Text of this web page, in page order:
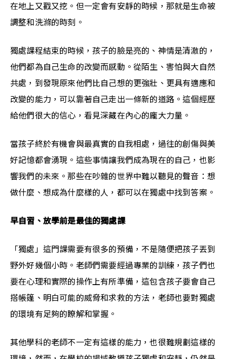
在地上又戳又挖。但一定會有安靜的時候，那就是生命被
調整和洗滌的時刻。
獨處課程結束的時候，孩子的臉是亮的、神情是清澈的，
他們都為自己生命的改變而感動。從陌生、害怕與大自然
共處，到發現原來他們比自己想的更強壯、更具有適應和
改變的能力，可以靠著自己走出一條新的道路。這個經歷
給他們很大的信心，看見深藏在內心的龐大力量。
當孩子終於有機會與最真實的自我相處，過往的創傷與美
好記憶都會湧現。這些事情讓我們成為現在的自己，也影
響我們的未來。那些在吵雜的世界中難以聽見的聲音：想
做什麼、想成為什麼樣的人，都可以在獨處中找到答案。
早自習、放學前是最佳的獨處課
「獨處」這門課需要有很多的預備，不是隨便把孩子丟到
野外好幾個小時。老師們需要經過專業的訓練，孩子們也
要在心理和實際的操作上有所準備，這包含孩子要會自己
搭帳篷、明白可能的威脅和求救的方法，老師也要對獨處
的環境有足夠的瞭解和掌握。
其他學科的老師不一定有這樣的能力，也很難規劃這樣的